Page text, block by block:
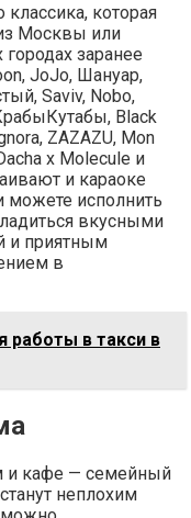
которая
Москвы или
заранее
JoJo, Шануар,
Saviv, Nobo,
Black
ZAZAZU, Mon
х Molecule и
и караоке
исполнить
вкусными
и приятным
в
работы в такси в
и кафе — семейный
неплохим